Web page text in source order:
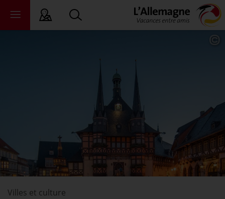
Villes et culture